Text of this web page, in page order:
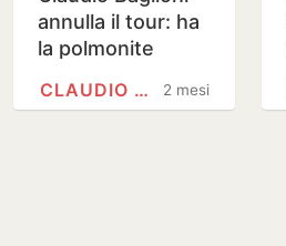
annulla il tour: ha
la polmonite
2 mesi
CLAUDIO BAGLIONI